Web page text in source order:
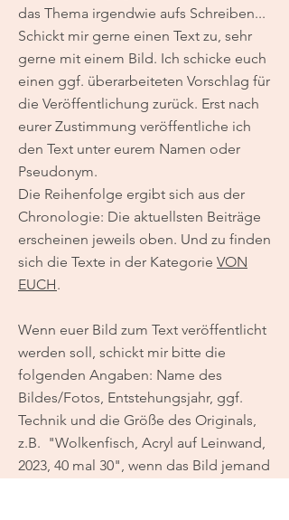
das Thema irgendwie aufs Schreiben...
Schickt mir gerne einen Text zu, sehr
gerne mit einem Bild. Ich schicke euch
einen ggf. überarbeiteten Vorschlag für
die Veröffentlichung zurück. Erst nach
eurer Zustimmung veröffentliche ich
den Text unter eurem Namen oder
Pseudonym.
Die Reihenfolge ergibt sich aus der
Chronologie: Die aktuellsten Beiträge
erscheinen jeweils oben. Und zu finden
sich die Texte in der Kategorie VON
EUCH.
Wenn euer Bild zum Text veröffentlicht
werden soll, schickt mir bitte die
folgenden Angaben: Name des
Bildes/Fotos, Entstehungsjahr, ggf.
Technik und die Größe des Originals,
z.B. "Wolkenfisch, Acryl auf Leinwand,
2023, 40 mal 30", wenn das Bild jemand